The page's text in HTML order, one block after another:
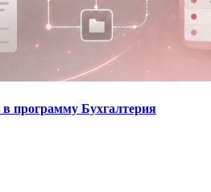
программу Бухгалтерия